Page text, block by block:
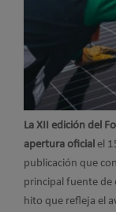
La XII edición del
apertura oficial el
publicación que
principal fuente de
hito que refleja el